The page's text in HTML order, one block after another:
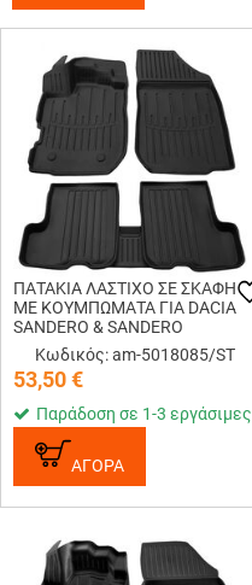
ΠΑΤΑΚΙA ΛΑΣΤΙΧΟ ΣΕ ΣΚΑΦΗ
ME KOYMΠΩΜΑΤΑ ΓΙΑ DACIA
SANDERO & SANDERO
STEPWAY 2012-2020 RACE
AXION - 5 Τεμ.
Κωδικός: am-5018085/ST
53,50€
Παράδοση σε 1-3 εργάσιμες
ΑΓΟΡΑ